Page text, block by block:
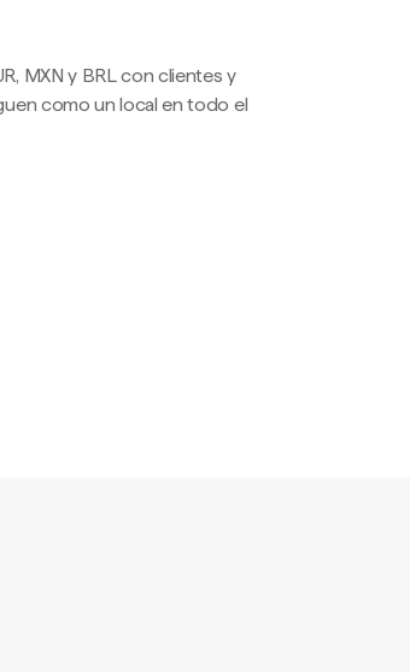
MXN y BRL con clientes y
como un local en todo el